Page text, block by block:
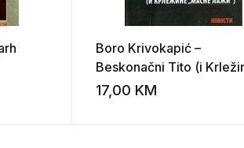
Add to wishlist
Boro Krivokapić –
Beskonačni Tito (i
“masne laži”)
17,00 KM